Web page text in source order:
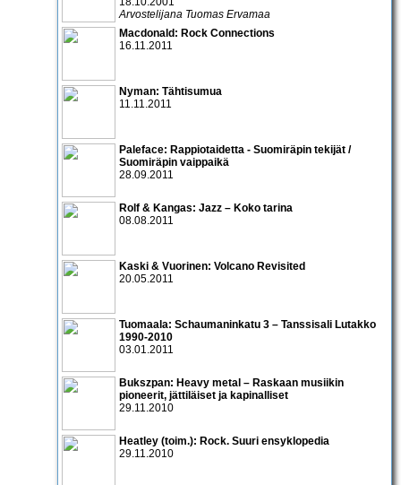
Arvostelijana Tuomas Ervamaa
Macdonald: Rock Connections
16.11.2011
Nyman: Tähtisumua
11.11.2011
Paleface: Rappiotaidetta - Suomiräpin tekijät /
Suomiräpin vaippaikä
28.09.2011
Rolf & Kangas: Jazz – Koko tarina
08.08.2011
Kaski & Vuorinen: Volcano Revisited
20.05.2011
Tuomaala: Schaumaninkatu 3 – Tanssisali Lutakko
1990­-2010
03.01.2011
Bukszpan: Heavy metal – Raskaan musiikin
pioneerit, jättiläiset ja kapinalliset
29.11.2010
Heatley (toim.): Rock. Suuri ensyklopedia
29.11.2010